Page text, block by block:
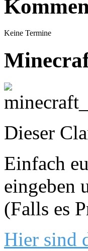
Keine Termine
Dieser
Einfach
eingeben
(Falls es
Hier sind